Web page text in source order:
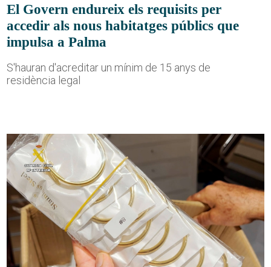
El Govern endureix els requisits per
accedir als nous habitatges públics que
impulsa a Palma
S'hauran d'acreditar un mínim de 15 anys de
residència legal